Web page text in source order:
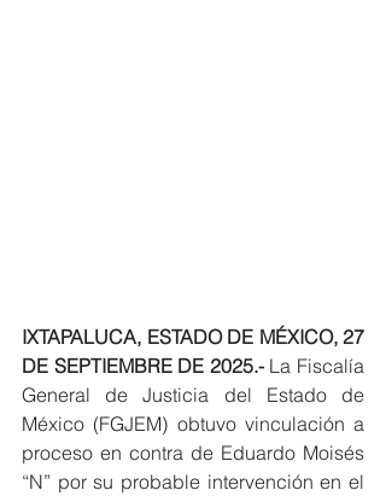
IXTAPALUCA, ESTADO DE MÉXICO, 27
DE SEPTIEMBRE DE 2025.- La Fiscalía
General de Justicia del Estado de
México (FGJEM) obtuvo vinculación a
proceso en contra de Eduardo Moisés
“N” por su probable intervención en el